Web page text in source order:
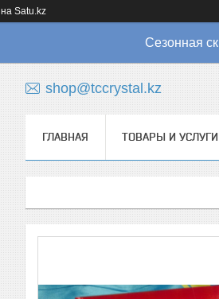
на Satu.kz
Сезонная
shop@tccrystal.kz
ГЛАВНАЯ ТОВАРЫ И УСЛУГИ